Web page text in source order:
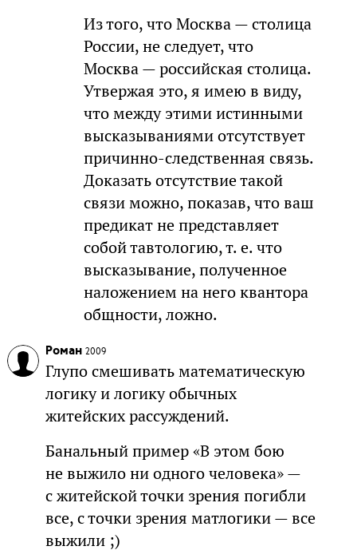
Из того, что Москва — столица
России, не следует, что
Москва — российская столица.
Утвержая это, я имею в виду,
что между этими истинными
высказываниями отсутствует
причинно-следственная связь.
Доказать отсутствие такой
связи можно, показав, что ваш
предикат не представляет
собой тавтологию, т. е. что
высказывание, полученное
наложением на него квантора
общности, ложно.
Роман 2009
Глупо смешивать математическую
логику и логику обычных
житейских рассуждений.
Банальный пример «В этом бою
не выжило ни одного человека» —
с житейской точки зрения погибли
все, с точки зрения матлогики — все
выжили ;)